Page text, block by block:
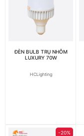
ĐÈN BULB TRỤ NHÔM
LUXURY 70W
HCLighting
-20%